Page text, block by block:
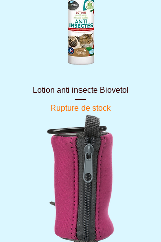
Lotion anti insecte Biovetol
Rupture de stock